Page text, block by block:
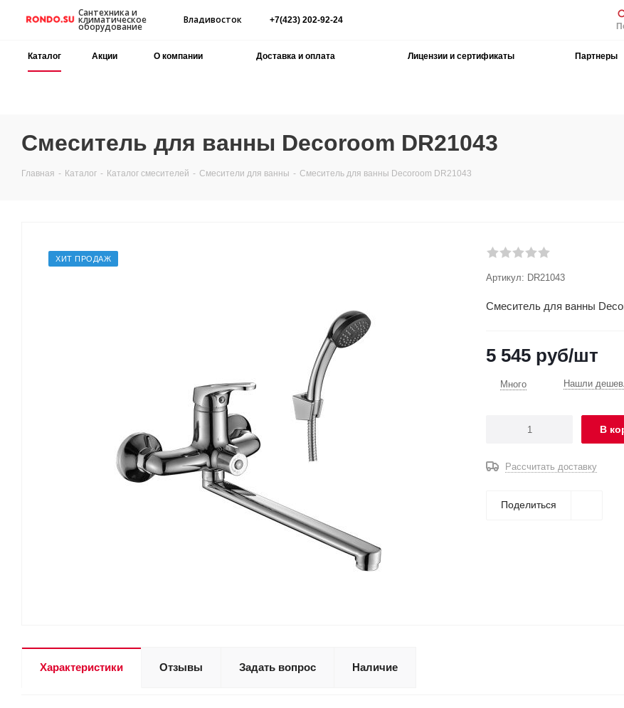
Сантехника и
климатическое
оборудование
Владивосток +7(423) 202-92-24
Каталог Акции О компании Доставка и оплата Лицензии и сертификаты Партнеры
Смеситель для ванны Decoroom DR21043
Главная - Каталог - Каталог смесителей - Смесители для ванны - Смеситель для ванны Decoroom DR21043
ХИТ ПРОДАЖ
Артикул: DR21043
Смеситель для ванны
5 545 руб/шт
Много Нашли
В
Рассчитать доставку
Поделиться
Характеристики Отзывы Задать вопрос Наличие